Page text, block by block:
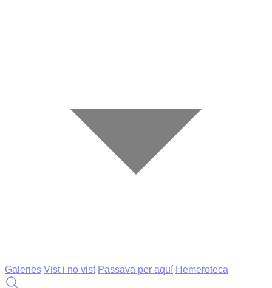
Galeries Vist i no vist Passava per aquí Hemeroteca